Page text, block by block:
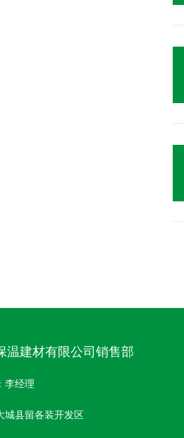
温建材有限公司销售部
李经理
城县留各装开发区